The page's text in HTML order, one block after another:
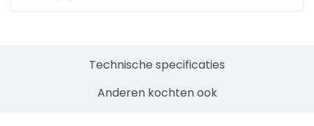
Technische specificaties
Anderen kochten ook